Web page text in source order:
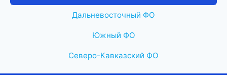
Дальневосточный ФО
Южный ФО
Северо-Кавказский ФО